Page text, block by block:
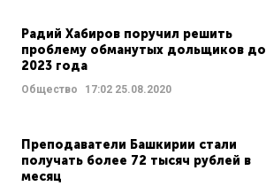
Радий Хабиров поручил решить
проблему обманутых дольщиков до
2023 года
Общество 17:02 25.08.2020
Преподаватели Башкирии стали
получать более 72 тысяч рублей в
месяц